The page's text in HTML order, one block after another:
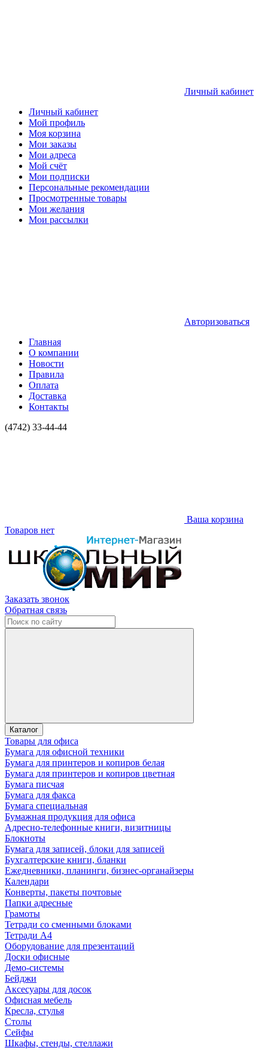
Личный кабинет
Личный кабинет
Мой профиль
Моя корзина
Мои заказы
Мои адреса
Мой счёт
Мои подписки
Персональные рекомендации
Просмотренные товары
Мои желания
Мои рассылки
Авторизоваться
Главная
О компании
Новости
Правила
Оплата
Доставка
Контакты
(4742) 33-44-44
Ваша корзина
Товаров нет
Заказать звонок
Обратная связь
Каталог
Товары для офиса
Бумага для офисной техники
Бумага для принтеров и копиров белая
Бумага для принтеров и копиров цветная
Бумага писчая
Бумага для факса
Бумага специальная
Бумажная продукция для офиса
Адресно-телефонные книги, визитницы
Блокноты
Бумага для записей, блоки для записей
Бухгалтерские книги, бланки
Ежедневники, планинги, бизнес-органайзеры
Календари
Конверты, пакеты почтовые
Папки адресные
Грамоты
Тетради со сменными блоками
Тетради А4
Оборудование для презентаций
Доски офисные
Демо-системы
Бейджи
Аксесуары для досок
Офисная мебель
Кресла, стулья
Столы
Сейфы
Шкафы, стенды, стеллажи